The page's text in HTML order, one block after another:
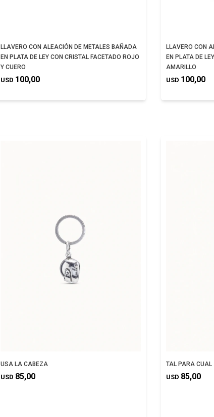
LLAVERO CON ALEACIÓN DE METALES BAÑADA
EN PLATA DE LEY CON CRISTAL FACETADO ROJO
Y CUERO
USD 100,00
LLAVERO CON
EN PLATA DE
AMARILLO
USD 100,00
USA LA CABEZA
USD 85,00
TAL PARA CUAL
USD 85,00